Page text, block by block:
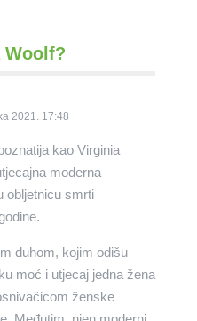
Woolf?
2021. 17:48
kao Virginia
moderna
obljetnicu smrti
duhom, kojim odišu
moć i utjecaj jedna žena
ženske